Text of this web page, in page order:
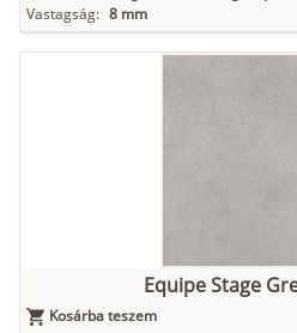
Vastagság: 8 mm
Equipe Stage
Kosárba teszem